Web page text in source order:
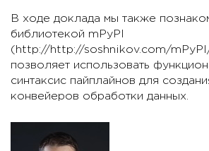
В ходе доклада мы также
библиотекой mPyPl
(http://http://soshnikov.com/
позволяет использовать
синтаксис пайплайнов для
конвейеров обработки данных.